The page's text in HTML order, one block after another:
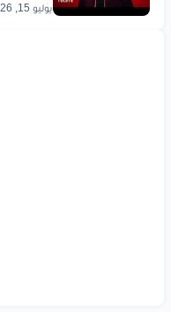
يوليو 15, 2026